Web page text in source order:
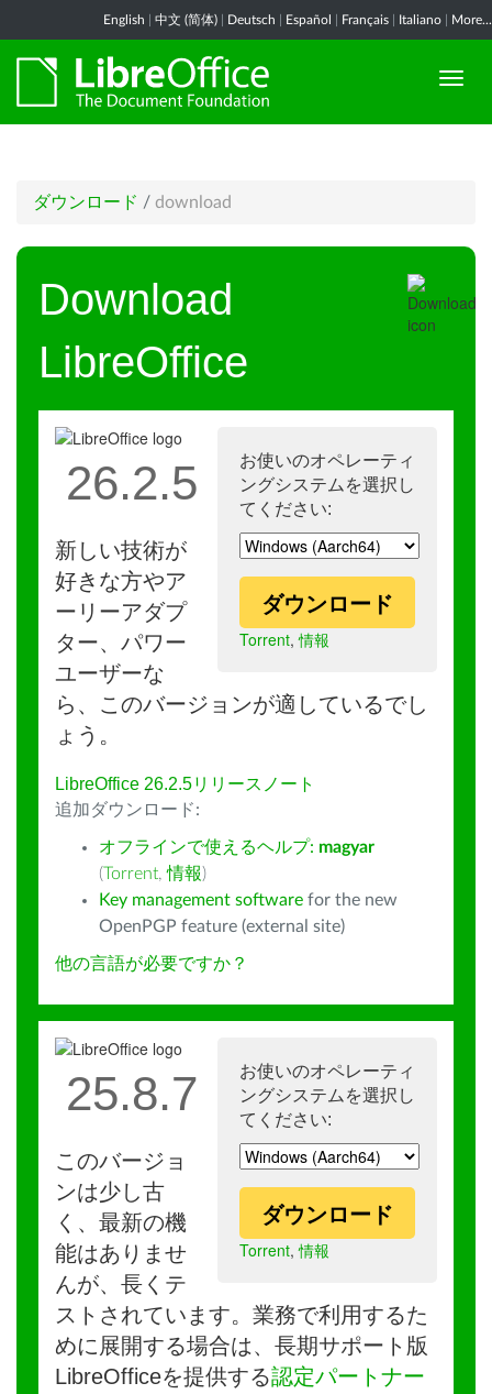
English 中文 (简体) Deutsch Español Français Italiano More...
ダウンロード / download
Download
LibreOffice
お使いのオペレーティ
ングシステムを選択し
てください:
ダウンロード
Torrent,情報
26.2.5
新しい技術が
好きな方やア
ーリーアダプ
ター、パワー
ユーザーな
ら、このバージョンが適しているでし
ょう。
LibreOffice 26.2.5リリースノート
追加ダウンロード:
オフラインで使えるヘルプ: magyar
(Torrent,情報)
Key management software for the new
OpenPGP feature (external site)
他の言語が必要ですか？
お使いのオペレーティ
ングシステムを選択し
てください:
ダウンロード
Torrent,情報
25.8.7
このバージョ
ンは少し古
く、最新の機
能はありませ
んが、長くテ
ストされています。業務で利用するた
めに展開する場合は、長期サポート版
LibreOfficeを提供する認定パートナー